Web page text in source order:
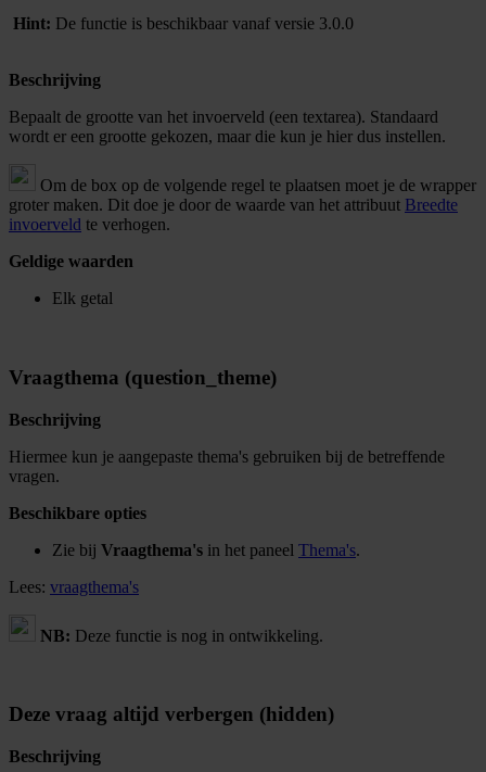
Hint: De functie is beschikbaar vanaf versie 3.0.0
Beschrijving
Bepaalt de grootte van het invoerveld (een textarea). Standaard
wordt er een grootte gekozen, maar die kun je hier dus instellen.
Om de box op de volgende regel te plaatsen moet je de wrapper
groter maken. Dit doe je door de waarde van het attribuut Breedte
invoerveld te verhogen.
Geldige waarden
Elk getal
Vraagthema (question_theme)
Beschrijving
Hiermee kun je aangepaste thema's gebruiken bij de betreffende
vragen.
Beschikbare opties
Zie bij Vraagthema's in het paneel Thema's.
Lees: vraagthema's
NB: Deze functie is nog in ontwikkeling.
Deze vraag altijd verbergen (hidden)
Beschrijving